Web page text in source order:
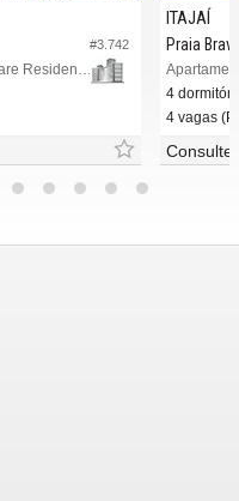
#3.742
Apartamento no Edifício Altimare Residencial
ITAJAÍ
Praia
4
4 vagas